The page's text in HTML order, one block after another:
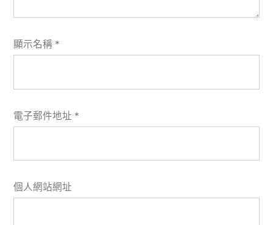
顯示名稱 *
電子郵件地址 *
個人網站網址